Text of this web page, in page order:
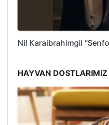
Nil Karaibrahimgil
HAYVAN DOSTLARIMIZ